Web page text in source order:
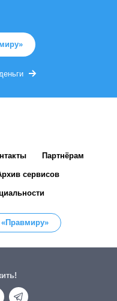
Партнёрам
сервисов